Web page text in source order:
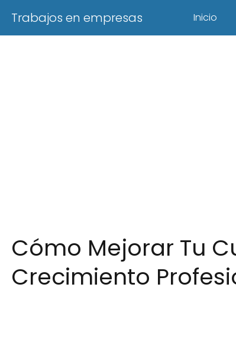
Trabajos en empresas Inicio
Cómo Mejorar Tu
Crecimiento